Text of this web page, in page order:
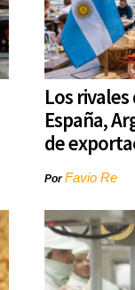
Los
España,
de
PorFavio Re